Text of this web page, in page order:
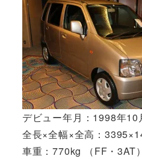
デビュー年月：1998年10
全長×全幅×全高：
車重：770kg （FF・3AT）